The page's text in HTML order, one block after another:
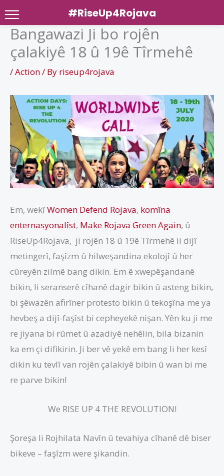
Skip
content
Bangawazi Ji bo rojên
çalakiyê 18 û 19ê Tîrmehê
/Action/ By riseup4rojava
Em, wekîWomen Defend Rojava, komîna
enternasyonalîst, Make Rojava Green Again, û
RiseUp4Rojava, ji rojên 18 û 19ê Tîrmehê li dijî
metingerî, faşîzm û hilweşandina ekolojî û her
cûreyên zilmê bang dikin. Em ê xwepêşandanê
bikin, li seranserê cîhanê dagir bikin û asteng bikin,
bi şêwazên afirîner protesto bikin û tekoşîna me ya
hevbeş a dijî-faşîst bi cepheyekê nişan. Yên ku ji me
re jiyana bi rûmet û azadiyê nehêlin, bila bizanin
ka em çi difikirin. Ji ber vê yekê em bang li her kesî
dikin ku tevlî van rojên çalakiyê bibin û wan bi me
re parve bikin!
We RISE UP 4 THE REVOLUTION!
Şoreşa li Rojhilata Navîn û tevahiya cîhanê dê biser
bikeve – faşîzm were şikandin.
#RiseUp4Rojava